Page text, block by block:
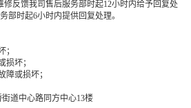
反馈我司售后服务部时起12小时内给予回复处
部时起6小时内提供回复处理。
；
损坏；
障或损坏；
道中心路同方中心13楼